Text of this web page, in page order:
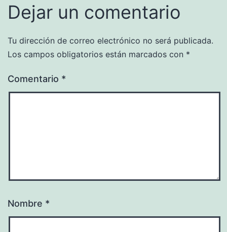
Dejar un comentario
Tu dirección de correo electrónico no será publicada.
Los campos obligatorios están marcados con *
Comentario *
Nombre *